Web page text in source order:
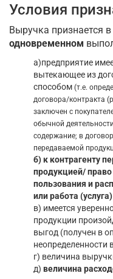
Условия
Выручка признается
одновременном
а)предприятие
вытекающее из
способом (т.е.
договора/контракта
заключен с
обычной
содержание; в
передаваемой
б) к контрагенту
продукцией/ право
пользования и
или работа
в) имеется
продукции
выгод (получен в
неопределенности
г) величина
д) величина